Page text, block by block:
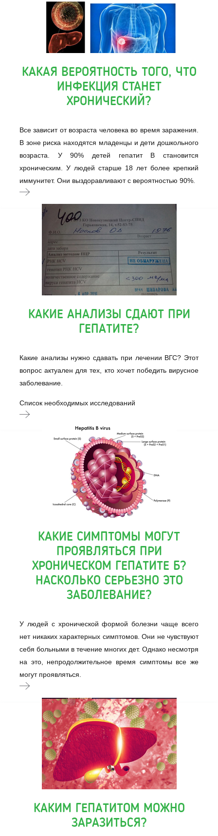
КАКАЯ ВЕРОЯТНОСТЬ ТОГО, ЧТО
ИНФЕКЦИЯ СТАНЕТ
ХРОНИЧЕСКИЙ?
Все зависит от возраста человека во время заражения.
В зоне риска находятся младенцы и дети дошкольного
возраста. У 90% детей гепатит B становится
хроническим. У людей старше 18 лет более крепкий
иммунитет. Они выздоравливают с вероятностью 90%.
КАКИЕ АНАЛИЗЫ СДАЮТ ПРИ
ГЕПАТИТЕ?
Какие анализы нужно сдавать при лечении ВГС? Этот
вопрос актуален для тех, кто хочет победить вирусное
заболевание.
Список необходимых исследований
КАКИЕ СИМПТОМЫ МОГУТ
ПРОЯВЛЯТЬСЯ ПРИ
ХРОНИЧЕСКОМ ГЕПАТИТЕ Б?
НАСКОЛЬКО СЕРЬЕЗНО ЭТО
ЗАБОЛЕВАНИЕ?
У людей с хронической формой болезни чаще всего
нет никаких характерных симптомов. Они не чувствуют
себя больными в течение многих дет. Однако несмотря
на это, непродолжительное время симптомы все же
могут проявляться.
КАКИМ ГЕПАТИТОМ МОЖНО
ЗАРАЗИТЬСЯ?